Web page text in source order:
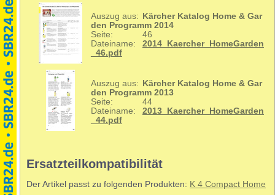
Auszug aus:
Kärcher Katalog Home & Gar
den Programm 2014
Seite:
46
Dateiname:
2014_Kaercher_HomeGarden
_46.pdf
Auszug aus:
Kärcher Katalog Home & Gar
den Programm 2013
Seite:
44
Dateiname:
2013_Kaercher_HomeGarden
_44.pdf
Ersatzteilkompatibilität
Der Artikel passt zu folgenden Produkten: K 4 Compact Home